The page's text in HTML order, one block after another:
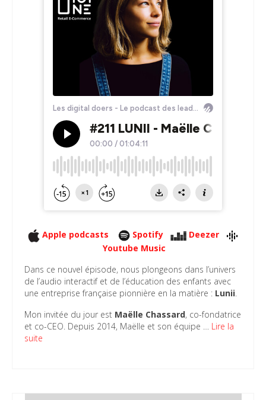
Apple podcasts Spotify
Deezer
Youtube Music
Dans ce nouvel épisode, nous plongeons dans l’univers
de l’audio interactif et de l’éducation des enfants avec
une entreprise française pionnière en la matière : Lunii.
Mon invitée du jour est Maëlle Chassard, co-fondatrice
et co-CEO. Depuis 2014, Maëlle et son équipe … Lire la
suite